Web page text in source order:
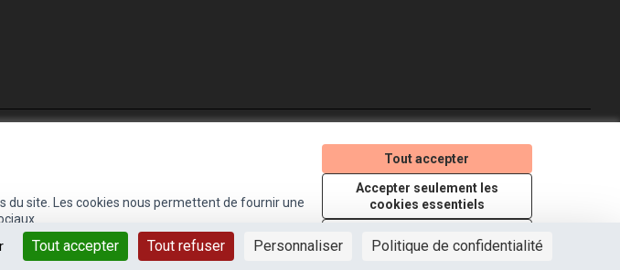
Tout accepter Tout refuser Personnaliser Politique de confidentialité
du site. Les cookies nous permettent de fournir une
Tout accepter
Accepter seulement les
cookies essentiels
(Lien externe)
(Lien externe)
(Lien externe)
Licence Creative
(Lien externe)